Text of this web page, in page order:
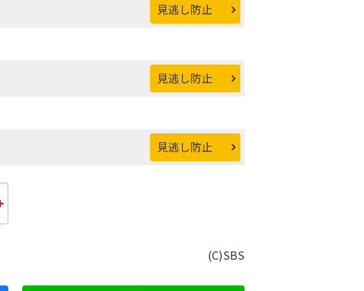
見逃し防止
見逃し防止
見逃し防止
(C)SBS